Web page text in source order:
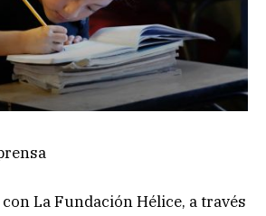
La Fundación Hélice, a través